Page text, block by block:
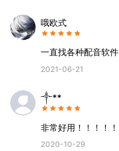
哦欧式
一直找各种配音软
2021-06-21
༒**
非常好用！！！！
2020-10-29